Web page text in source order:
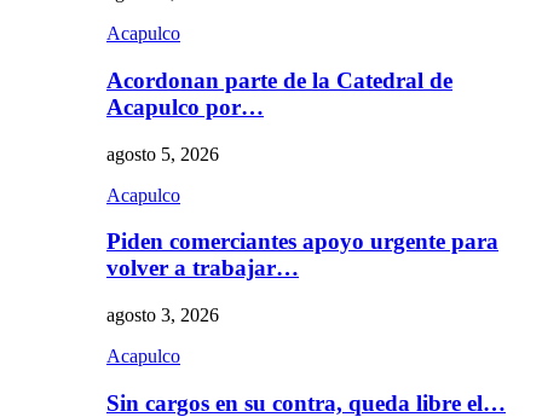
Acapulco
Acordonan parte de la Catedral de
Acapulco por…
agosto 5, 2026
Acapulco
Piden comerciantes apoyo urgente para
volver a trabajar…
agosto 3, 2026
Acapulco
Sin cargos en su contra, queda libre el…